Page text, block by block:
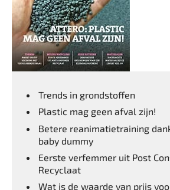
Trends in grondstoffen
Plastic mag geen afval zijn!
Betere reanimatietraining
baby dummy
Eerste verfemmer uit Post
Recyclaat
Wat is de waarde van prijs